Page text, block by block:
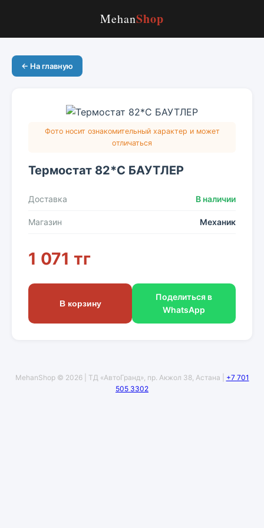
MehanShop
← На главную
Фото носит ознакомительный характер и может
отличаться
Термостат 82*С БАУТЛЕР
Доставка В наличии
Магазин Механик
1 071 тг
В корзину
Поделиться в
WhatsApp
MehanShop © 2026 | ТД «АвтоГранд», пр. Акжол 38, Астана | +7 701
505 3302